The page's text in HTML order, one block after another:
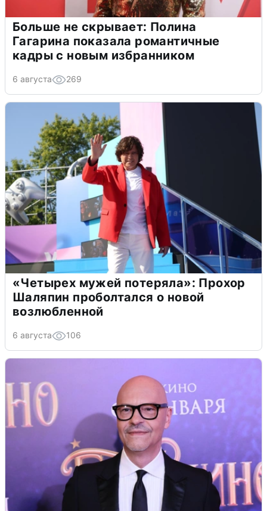
Больше не скрывает: Полина
Гагарина показала романтичные
кадры с новым избранником
6 августа 269
«Четырех мужей потеряла»: Прохор
Шаляпин проболтался о новой
возлюбленной
6 августа 106